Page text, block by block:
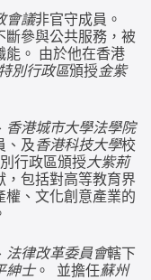
會議非官守成員。
斷參與公共服務，被
能。 由於他在香港
別行政區頒授金紫
香港城市大學法學院
、及香港科技大學校
行政區頒授 大紫荊
，包括對高等教育界
權、文化創意產業的
法律改革委員會轄下
紳士。 並擔任蘇州